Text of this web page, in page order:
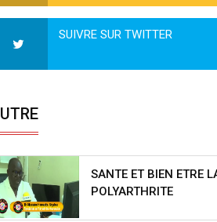
SUIVRE SUR TWITTER
SANTE ET BIEN ETRE
POLYARTHRITE